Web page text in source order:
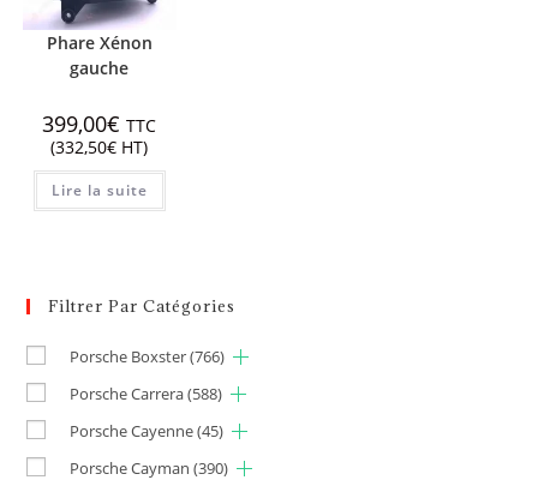
Phare Xénon
gauche
399,00€ TTC
(332,50€ HT)
Lire la suite
Filtrer Par Catégories
Porsche Boxster(766)
Porsche Carrera(588)
Porsche Cayenne(45)
Porsche Cayman (390)